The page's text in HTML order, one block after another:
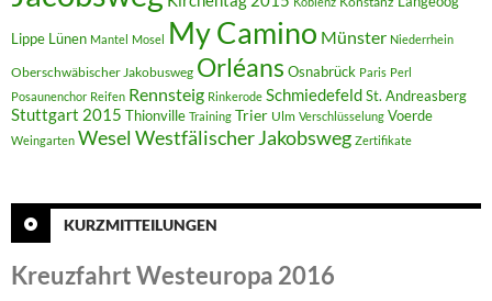
Lippe Lünen Mantel Mosel My Camino Münster Niederrhein
Oberschwäbischer Jakobusweg Orléans Osnabrück Paris Perl
Posaunenchor Reifen Rennsteig Rinkerode Schmiedefeld St. Andreasberg
Stuttgart 2015 Thionville Training Trier Ulm Verschlüsselung Voerde
Weingarten Wesel Westfälischer Jakobsweg Zertifikate
KURZMITTEILUNGEN
Kreuzfahrt Westeuropa 2016